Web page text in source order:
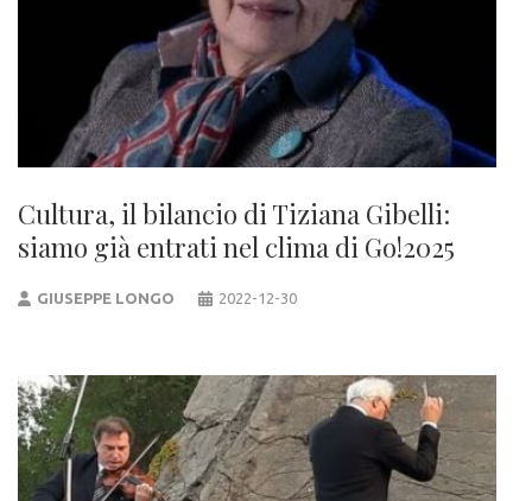
Cultura, il bilancio di Tiziana Gibelli:
siamo già entrati nel clima di Go!2025
GIUSEPPE LONGO 2022-12-30